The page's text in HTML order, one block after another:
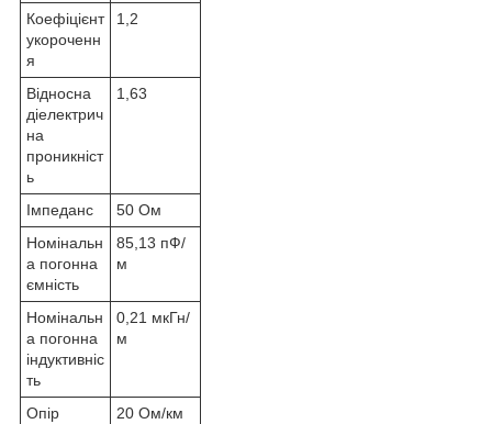
Коефіцієнт
укороченн
я
1,2
Відносна
діелектрич
на
проникніст
ь
1,63
Імпеданс
50 Ом
Номінальн
а погонна
ємність
85,13 пФ/
м
Номінальн
а погонна
індуктивніс
ть
0,21 мкГн/
м
Опір
20 Ом/км